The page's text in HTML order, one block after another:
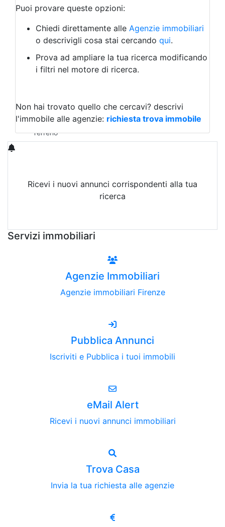
Bar/Ristorante
Albergo
Laboratorio Artigianale
Negozio/locale commerciale
Agriturismo
Magazzini
Qualsiasi
Terreno edificabile
Terreno
Puoi provare queste opzioni:
Chiedi direttamente alle Agenzie immobiliari
o descrivigli cosa stai cercando qui.
Prova ad ampliare la tua ricerca modificando
i filtri nel motore di ricerca.
Non hai trovato quello che cercavi? descrivi
l'immobile alle agenzie: richiesta trova immobile
Ricevi i nuovi annunci corrispondenti alla tua
ricerca
Servizi immobiliari
Agenzie Immobiliari
Agenzie immobiliari Firenze
Pubblica Annunci
Iscriviti e Pubblica i tuoi immobili
eMail Alert
Ricevi i nuovi annunci immobiliari
Trova Casa
Invia la tua richiesta alle agenzie